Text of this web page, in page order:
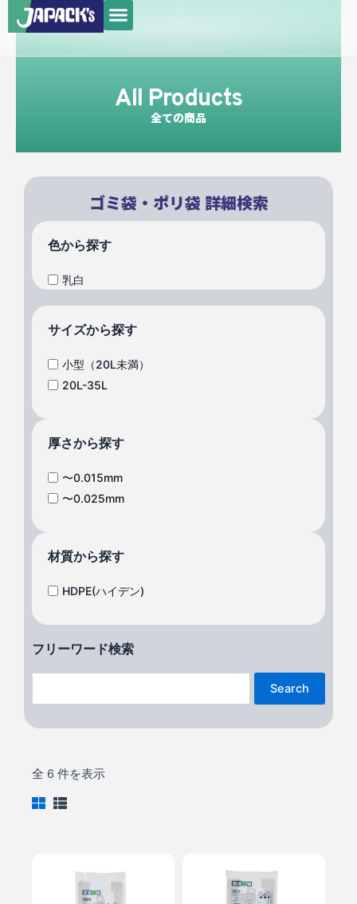
容
メ
ニ
ュ
All Products
全ての商品
ゴミ袋・ポリ袋 詳細検索
色から探す
乳白
サイズから探す
小型（20L未満）
20L-35L
厚さから探す
〜0.015mm
〜0.025mm
材質から探す
HDPE(ハイデン)
フリーワード検索
Search
全 6 件を表示